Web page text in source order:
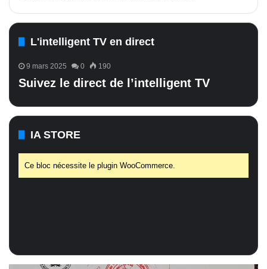
L'intelligent TV en direct
9 mars 2025 0 190
Suivez le direct de l’intelligent TV
IA STORE
Ce bloc nécessite le plugin WooCommerce.